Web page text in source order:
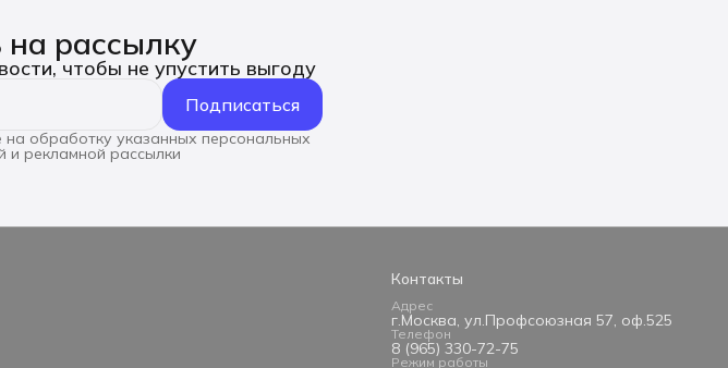
рассылку
чтобы не упустить выгоду
Подписаться
обработку указанных персональных
и рекламной рассылки
Контакты
Адрес
г.Москва, ул.Профсоюзная 57, оф.525
Телефон
8 (965) 330-72-75
Режим работы